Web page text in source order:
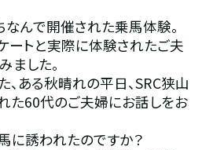
んで開催された乗馬体験。
ートと実際に体験されたご夫
ました。
ある秋晴れの平日、SRC狭山
た60代のご夫婦にお話しをお
に誘われたのですか？